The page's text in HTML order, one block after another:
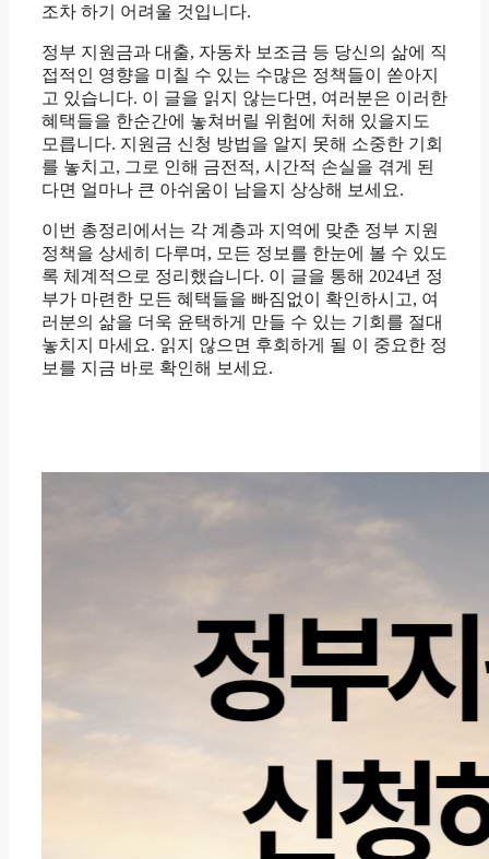
조차 하기 어려울 것입니다.
정부 지원금과 대출, 자동차 보조금 등 당신의 삶에 직
접적인 영향을 미칠 수 있는 수많은 정책들이 쏟아지
고 있습니다. 이 글을 읽지 않는다면, 여러분은 이러한
혜택들을 한순간에 놓쳐버릴 위험에 처해 있을지도
모릅니다. 지원금 신청 방법을 알지 못해 소중한 기회
를 놓치고, 그로 인해 금전적, 시간적 손실을 겪게 된
다면 얼마나 큰 아쉬움이 남을지 상상해 보세요.
이번 총정리에서는 각 계층과 지역에 맞춘 정부 지원
정책을 상세히 다루며, 모든 정보를 한눈에 볼 수 있도
록 체계적으로 정리했습니다. 이 글을 통해 2024년 정
부가 마련한 모든 혜택들을 빠짐없이 확인하시고, 여
러분의 삶을 더욱 윤택하게 만들 수 있는 기회를 절대
놓치지 마세요. 읽지 않으면 후회하게 될 이 중요한 정
보를 지금 바로 확인해 보세요.